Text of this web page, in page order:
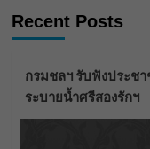
Recent Posts
กรมชลฯ รับฟังประช
ระบายน้ำศรีสองรักฯ
‘แมน การิน’ แชร์คว